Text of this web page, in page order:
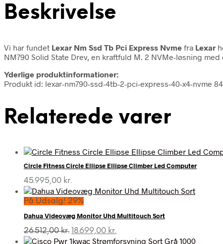
Beskrivelse
Vi har fundet Lexar Nm Ssd Tb Pci Express Nvme fra Lexar
NM790 Solid State Drev, en kraftfuld M. 2 NVMe-løsning
Yderlige produktinformationer:
Produkt id: lexar-nm790-ssd-4tb-2-pci-express-40-x4-nvme
Relaterede varer
Circle Fitness Circle Ellipse Ellipse Climber Led Computer
45.995,00 kr.
På Udsalg! 29%
Dahua Videovæg Monitor Uhd Multitouch Sort
26.512,00kr. Den
oprindelige
18.699,00 kr.
aktuelle